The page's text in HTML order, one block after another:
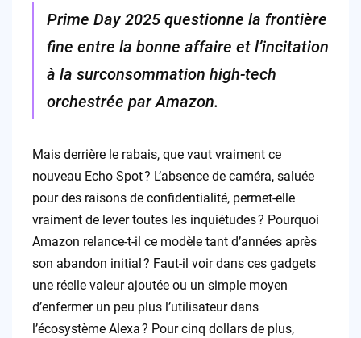
Prime Day 2025 questionne la frontière
fine entre la bonne affaire et l’incitation
à la surconsommation high-tech
orchestrée par Amazon.
Mais derrière le rabais, que vaut vraiment ce
nouveau Echo Spot ? L’absence de caméra, saluée
pour des raisons de confidentialité, permet-elle
vraiment de lever toutes les inquiétudes ? Pourquoi
Amazon relance-t-il ce modèle tant d’années après
son abandon initial ? Faut-il voir dans ces gadgets
une réelle valeur ajoutée ou un simple moyen
d’enfermer un peu plus l’utilisateur dans
l’écosystème Alexa ? Pour cinq dollars de plus,